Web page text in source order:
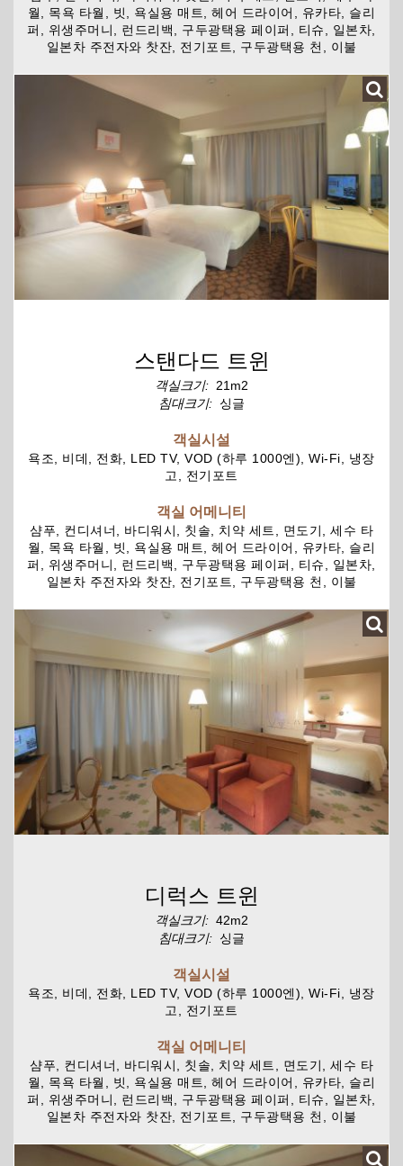
월, 목욕 타월, 빗, 욕실용 매트, 헤어 드라이어, 유카타, 슬리
퍼, 위생주머니, 런드리백, 구두광택용 페이퍼, 티슈, 일본차,
일본차 주전자와 찻잔, 전기포트, 구두광택용 천, 이불
스탠다드 트윈
객실크기: 21m2
침대크기: 싱글
객실시설
욕조, 비데, 전화, LED TV, VOD (하루 1000엔), Wi-Fi, 냉장
고, 전기포트
객실 어메니티
샴푸, 컨디셔너, 바디워시, 칫솔, 치약 세트, 면도기, 세수 타
월, 목욕 타월, 빗, 욕실용 매트, 헤어 드라이어, 유카타, 슬리
퍼, 위생주머니, 런드리백, 구두광택용 페이퍼, 티슈, 일본차,
일본차 주전자와 찻잔, 전기포트, 구두광택용 천, 이불
디럭스 트윈
객실크기: 42m2
침대크기: 싱글
객실시설
욕조, 비데, 전화, LED TV, VOD (하루 1000엔), Wi-Fi, 냉장
고, 전기포트
객실 어메니티
샴푸, 컨디셔너, 바디워시, 칫솔, 치약 세트, 면도기, 세수 타
월, 목욕 타월, 빗, 욕실용 매트, 헤어 드라이어, 유카타, 슬리
퍼, 위생주머니, 런드리백, 구두광택용 페이퍼, 티슈, 일본차,
일본차 주전자와 찻잔, 전기포트, 구두광택용 천, 이불